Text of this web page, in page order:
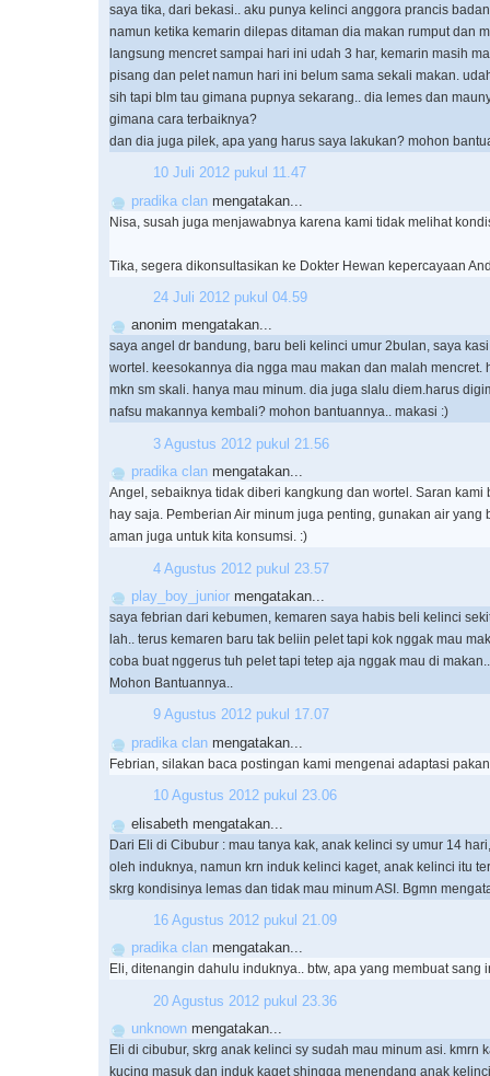
saya tika, dari bekasi.. aku punya kelinci anggora prancis
namun ketika kemarin dilepas ditaman dia makan rumput dan
langsung mencret sampai hari ini udah 3 har, kemarin masih
pisang dan pelet namun hari ini belum sama sekali makan.
sih tapi blm tau gimana pupnya sekarang.. dia lemes dan
gimana cara terbaiknya?
dan dia juga pilek, apa yang harus saya lakukan? mohon
10 Juli 2012 pukul 11.47
pradika clan mengatakan...
Nisa, susah juga menjawabnya karena kami tidak melihat
Tika, segera dikonsultasikan ke Dokter Hewan kepercayaan
24 Juli 2012 pukul 04.59
anonim mengatakan...
saya angel dr bandung, baru beli kelinci umur 2bulan, saya
wortel. keesokannya dia ngga mau makan dan malah mencret.
mkn sm skali. hanya mau minum. dia juga slalu diem.harus
nafsu makannya kembali? mohon bantuannya.. makasi :)
3 Agustus 2012 pukul 21.56
pradika clan mengatakan...
Angel, sebaiknya tidak diberi kangkung dan wortel. Saran kami
hay saja. Pemberian Air minum juga penting, gunakan air yang
aman juga untuk kita konsumsi. :)
4 Agustus 2012 pukul 23.57
play_boy_junior mengatakan...
saya febrian dari kebumen, kemaren saya habis beli kelinci
lah.. terus kemaren baru tak beliin pelet tapi kok nggak mau
coba buat nggerus tuh pelet tapi tetep aja nggak mau di makan..
Mohon Bantuannya..
9 Agustus 2012 pukul 17.07
pradika clan mengatakan...
Febrian, silakan baca postingan kami mengenai adaptasi
10 Agustus 2012 pukul 23.06
elisabeth mengatakan...
Dari Eli di Cibubur : mau tanya kak, anak kelinci sy umur 14
oleh induknya, namun krn induk kelinci kaget, anak kelinci itu
skrg kondisinya lemas dan tidak mau minum ASI. Bgmn
16 Agustus 2012 pukul 21.09
pradika clan mengatakan...
Eli, ditenangin dahulu induknya.. btw, apa yang membuat sang
20 Agustus 2012 pukul 23.36
unknown mengatakan...
Eli di cibubur, skrg anak kelinci sy sudah mau minum asi. kmrn
kucing masuk dan induk kaget shingga menendang anak